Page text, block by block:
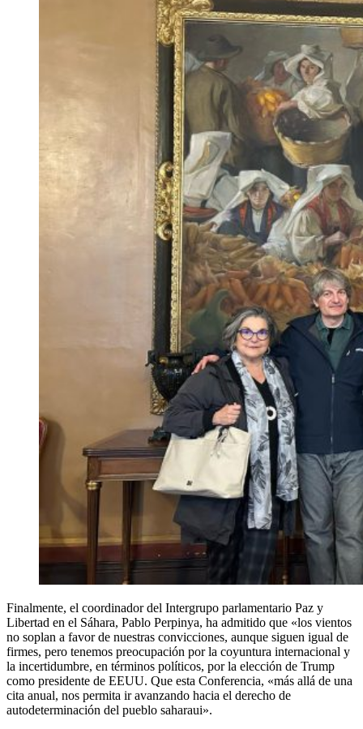
Finalmente, el coordinador del Intergrupo parlamentario Paz y
Libertad en el Sáhara, Pablo Perpinya, ha admitido que «los vientos
no soplan a favor de nuestras convicciones, aunque siguen igual de
firmes, pero tenemos preocupación por la coyuntura internacional y
la incertidumbre, en términos políticos, por la elección de Trump
como presidente de EEUU. Que esta Conferencia, «más allá de una
cita anual, nos permita ir avanzando hacia el derecho de
autodeterminación del pueblo saharaui».